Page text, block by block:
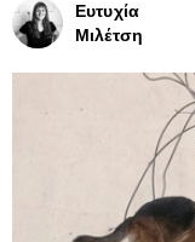
Ευτυχία
Μιλέτση